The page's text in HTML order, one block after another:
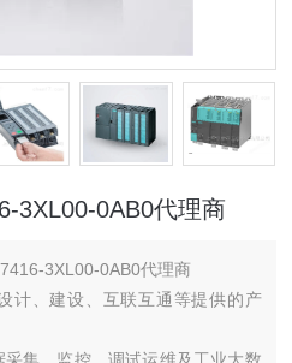
3XL00-0AB0代理商
3XL00-0AB0代理商
计、建设、互联互通等提供的产